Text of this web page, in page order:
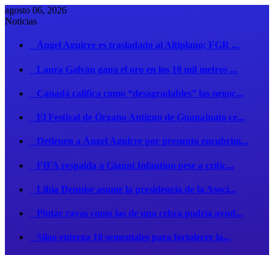
agosto 06, 2026
Noticias
Ángel Aguirre es trasladado al Altiplano; FGR ...
Laura Galván gana el oro en los 10 mil metros ...
Canadá califica como “desagradables” las negoc...
El Festival de Órgano Antiguo de Guanajuato ce...
Detienen a Ángel Aguirre por presunto encubrim...
FIFA respalda a Gianni Infantino pese a crític...
Libia Dennise asume la presidencia de la Asoci...
Pintar rayas como las de una cebra podría ayud...
Silao entrega 10 sementales para fortalecer la...